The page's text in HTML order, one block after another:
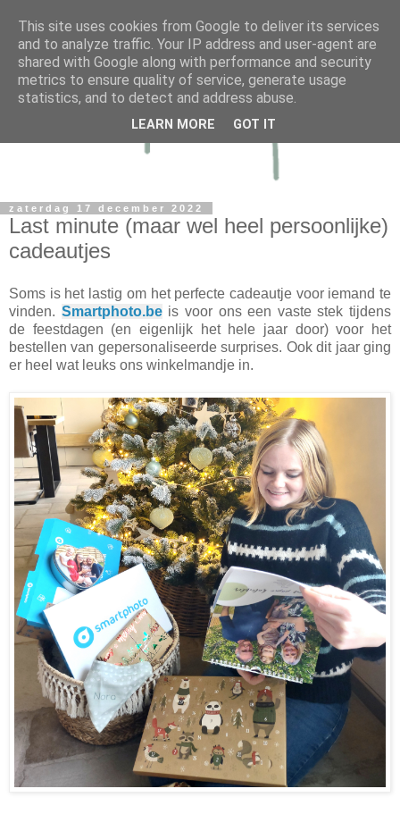
zaterdag 17 december 2022
Last minute (maar wel heel persoonlijke)
cadeautjes
Soms is het lastig om het perfecte cadeautje voor iemand te
vinden. Smartphoto.beis voor ons een vaste stek tijdens
de feestdagen (en eigenlijk het hele jaar door) voor het
bestellen van gepersonaliseerde surprises. Ook dit jaar ging
er heel wat leuks ons winkelmandje in.
This site uses cookies from Google to deliver its services
and to analyze traffic. Your IP address and user-agent are
shared with Google along with performance and security
metrics to ensure quality of service, generate usage
statistics, and to detect and address abuse.
LEARN MORE GOT IT